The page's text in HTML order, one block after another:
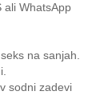
ali WhatsApp
na sanjah.
sodni zadevi